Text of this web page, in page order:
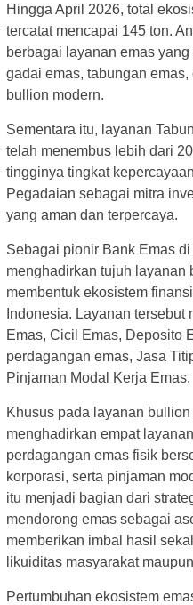
Hingga April 2026, total
tercatat mencapai 145 ton.
berbagai layanan emas
gadai emas, tabungan
bullion modern.
Sementara itu, layanan
telah menembus lebih dari
tingginya tingkat
Pegadaian sebagai mitra
yang aman dan terpercaya.
Sebagai pionir Bank Emas
menghadirkan tujuh layanan
membentuk ekosistem
Indonesia. Layanan
Emas, Cicil Emas, Deposito
perdagangan emas, Jasa
Pinjaman Modal Kerja Emas.
Khusus pada layanan
menghadirkan empat
perdagangan emas fisik
korporasi, serta pinjaman
itu menjadi bagian dari
mendorong emas sebagai
memberikan imbal hasil
likuiditas masyarakat
Pertumbuhan ekosistem